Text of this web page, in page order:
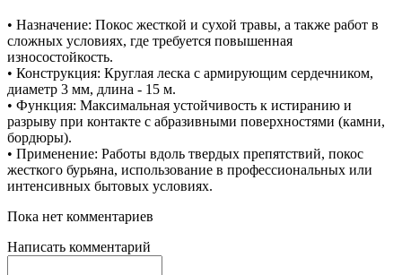
• Назначение: Покос жесткой и сухой травы, а также работ в
сложных условиях, где требуется повышенная
износостойкость.
• Конструкция: Круглая леска с армирующим сердечником,
диаметр 3 мм, длина - 15 м.
• Функция: Максимальная устойчивость к истиранию и
разрыву при контакте с абразивными поверхностями (камни,
бордюры).
• Применение: Работы вдоль твердых препятствий, покос
жесткого бурьяна, использование в профессиональных или
интенсивных бытовых условиях.
Пока нет комментариев
Написать комментарий